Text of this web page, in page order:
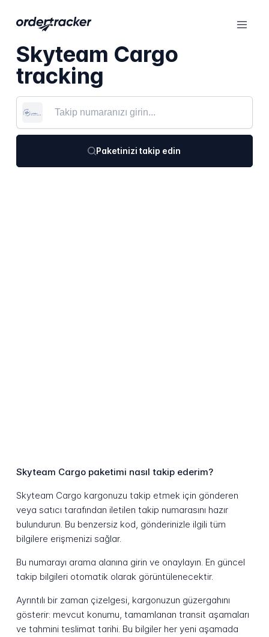
Skyteam Cargo
tracking
Paketinizi takip edin
Skyteam Cargo paketimi nasıl takip ederim?
Skyteam Cargo kargonuzu takip etmek için gönderen
veya satıcı tarafından iletilen takip numarasını hazır
bulundurun. Bu benzersiz kod, gönderinizle ilgili tüm
bilgilere erişmenizi sağlar.
Bu numarayı arama alanına girin ve onaylayın. En güncel
takip bilgileri otomatik olarak görüntülenecektir.
Ayrıntılı bir zaman çizelgesi, kargonuzun güzergahını
gösterir: mevcut konumu, tamamlanan transit aşamaları
ve tahmini teslimat tarihi. Bu bilgiler her yeni aşamada